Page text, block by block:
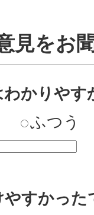
見をお
かりやす
ふつう
すかった